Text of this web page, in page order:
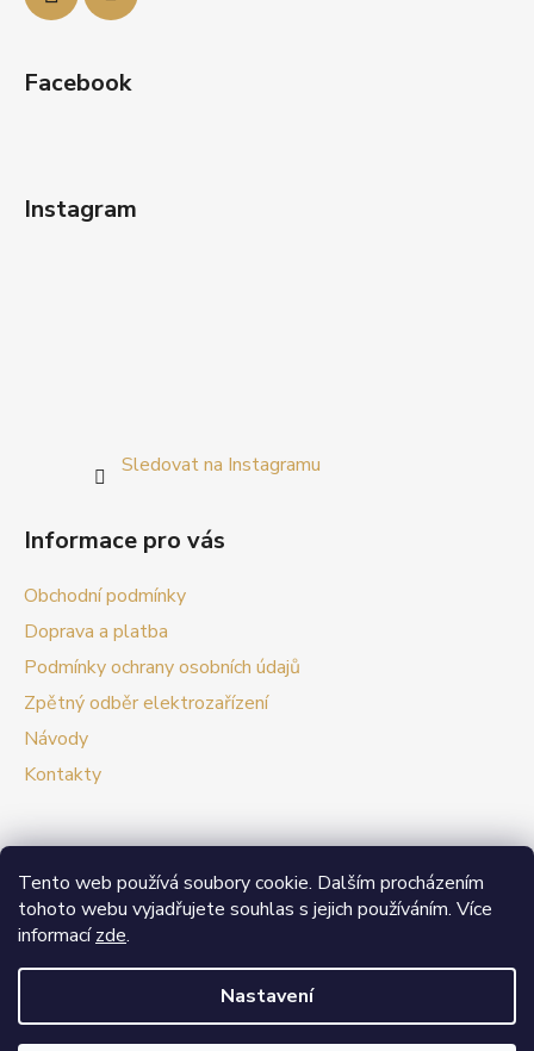
Tento web používá soubory cookie. Dalším procházením
tohoto webu vyjadřujete souhlas s jejich používáním. Více
informacízde.
Nastavení
Facebook
Instagram
Sledovat na Instagramu
Informace pro vás
Obchodní podmínky
Doprava a platba
Podmínky ochrany osobních údajů
Zpětný odběr elektrozařízení
Návody
Kontakty
Prezentační web Smart vypínače
V případě zájmu o velkoobchodní spolupráci nás
neváhejte kontaktovat.